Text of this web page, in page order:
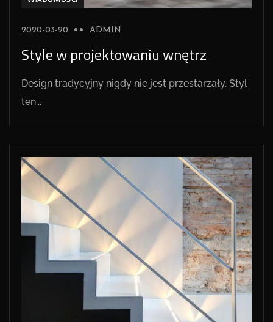
2020-03-20 ADMIN
Style w projektowaniu wnętrz
Design tradycyjny nigdy nie jest przestarzały. Styl
ten...